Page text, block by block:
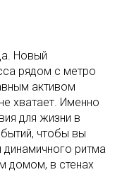
Новый
рядом с метро
активом
хватает. Именно
для жизни в
чтобы вы
ритма
домом, в стенах